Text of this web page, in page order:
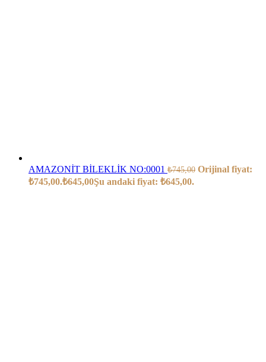
AMAZONİT BİLEKLİK NO:0001 ₺745,00 Orijinal fiyat:
₺745,00.₺645,00Şu andaki fiyat: ₺645,00.